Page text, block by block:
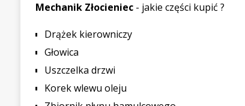
Mechanik Złocieniec- jakie części kupić ?
Drążek kierowniczy
Głowica
Uszczelka drzwi
Korek wlewu oleju